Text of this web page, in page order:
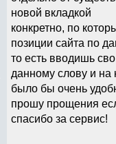
новой вкладкой
конкретно, по
позиции сайта по
то есть вводишь
данному слову и на
было бы очень
прошу прощения
спасибо за сервис!